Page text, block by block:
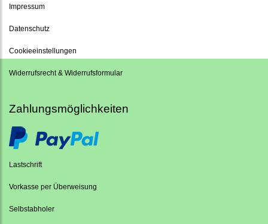
Impressum
Datenschutz
Cookieeinstellungen
Widerrufsrecht & Widerrufsformular
Zahlungsmöglichkeiten
Lastschrift
Vorkasse per Überweisung
Selbstabholer